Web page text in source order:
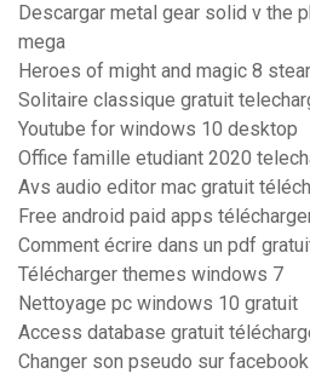
Descargar metal gear solid v the
mega
Heroes of might and magic 8
Solitaire classique gratuit
Youtube for windows 10 desktop
Office famille etudiant 2020
Avs audio editor mac gratuit
Free android paid apps
Comment écrire dans un pdf
Télécharger themes windows 7
Nettoyage pc windows 10 gratuit
Access database gratuit
Changer son pseudo sur facebook